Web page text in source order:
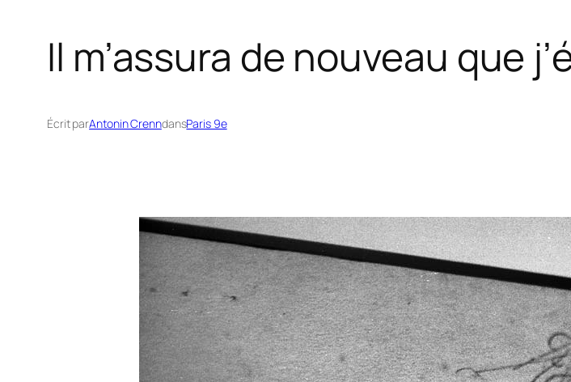
Il m’assura de nouveau que
Écrit parAntonin CrenndansParis 9e